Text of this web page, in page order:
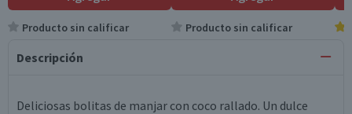
Producto sin calificar Producto sin calificar
Descripción
Deliciosas bolitas de manjar con coco rallado. Un dulce